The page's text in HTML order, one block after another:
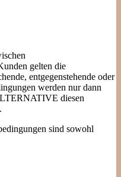
gelten die
entgegenstehende oder
werden nur dann
diesen
sind sowohl